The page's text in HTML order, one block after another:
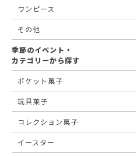
ワンピース
その他
季節のイベント・
カテゴリーから探す
ポケット菓子
玩具菓子
コレクション菓子
イースター